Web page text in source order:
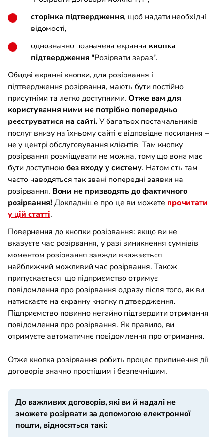
сторінка підтвердження, щоб надати необхідні
відомості,
однозначно позначена екранна кнопка
підтвердження "Розірвати зараз".
Обидві екранні кнопки, для розірвання і
підтвердження розірвання, мають бути постійно
присутніми та легко доступними. Отже вам для
користування ними не потрібно попередньо
реєструватися на сайті.У багатьох постачальників
послуг внизу на їхньому сайті є відповідне посилання –
не у центрі обслуговування клієнтів. Там кнопку
розірвання розміщувати не можна, тому що вона має
бути доступноюбез входу у систему. Натомість там
часто наводяться так звані попередні заявки на
розірвання. Вони не призводять до фактичного
розірвання!Докладніше про це ви можете прочитати
у цій статті.
Повернення до кнопки розірвання: якщо ви не
вказуєте час розірвання, у разі виникнення сумнівів
моментом розірвання завжди вважається
найближчий можливий час розірвання. Також
припускається, що підприємство отримує
повідомлення про розірвання одразу після того, як ви
натискаєте на екранну кнопку підтвердження.
Підприємство повинно негайно підтвердити отримання
повідомлення про розірвання. Як правило, ви
отримуєте автоматичне повідомлення про отримання.
Отже кнопка розірвання робить процес припинення дії
договорів значно простішим і безпечнішим.
До важливих договорів, які ви й надалі не
зможете розірвати за допомогою електронної
пошти, відносяться такі: